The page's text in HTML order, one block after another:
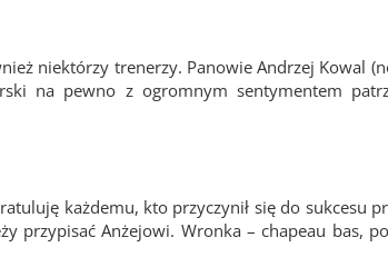
niektórzy trenerzy. Panowie Andrzej Kowal
na pewno z ogromnym sentymentem
każdemu, kto przyczynił się do sukcesu
przypisać Anżejowi. Wronka – chapeau bas,